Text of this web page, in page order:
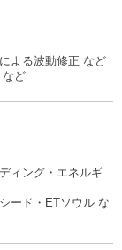
よる波動修正 など
など
ィング・エネルギ
ード・ETソウル な